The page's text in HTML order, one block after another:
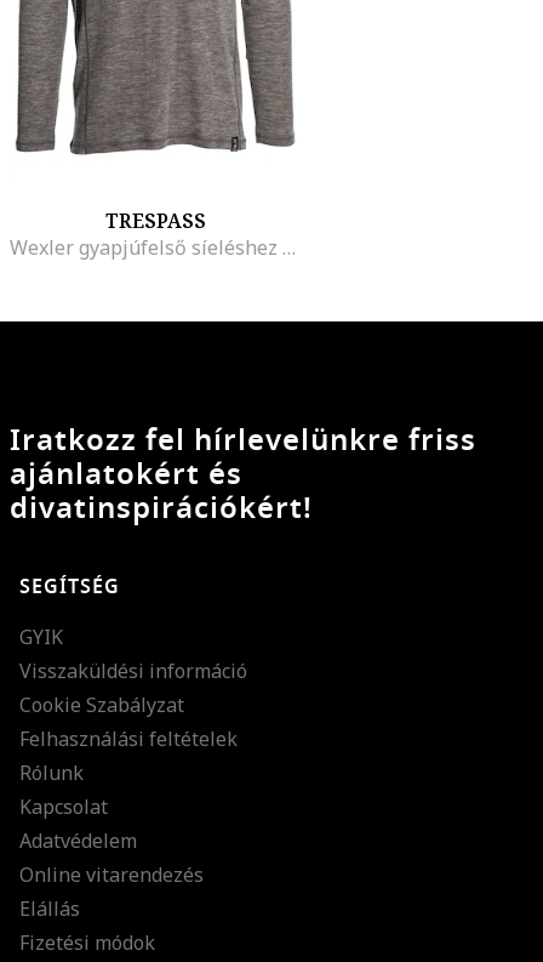
TRESPASS
Wexler gyapjúfelső síeléshez DLX® technológiával, Melange sötétszürke
Iratkozz fel hírlevelünkre friss
ajánlatokért és
divatinspirációkért!
SEGÍTSÉG
GYIK
Visszaküldési információ
Cookie Szabályzat
Felhasználási feltételek
Rólunk
Kapcsolat
Adatvédelem
Online vitarendezés
Elállás
Fizetési módok